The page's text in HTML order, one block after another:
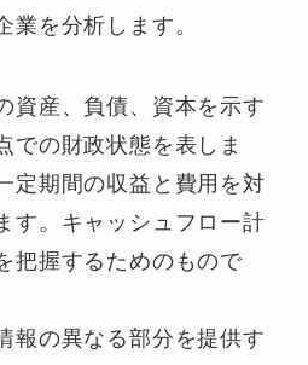
業を分析します。
資産、負債、資本を示す
での財政状態を表しま
定期間の収益と費用を対
す。キャッシュフロー計
把握するためのもので
報の異なる部分を提供す